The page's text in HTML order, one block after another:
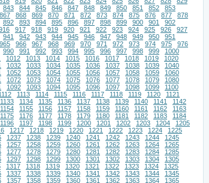
843 844 845 846 847 848 849 850 851 852
853
867 868 869 870 871 872 873 874 875 876 877
878
892 893 894 895 896 897 898 899 900 901
902
917 918 919 920 921 922 923 924 925 926
927
941 942 943 944 945 946 947 948 949 950
951
965 966 967 968 969 970 971 972 973 974 975
976
990 991 992 993 994 995 996 997 998 999
1000
1012 1013 1014 1015 1016 1017 1018 1019
1020
1032 1033 1034 1035 1036 1037 1038 1039
1040
1052 1053 1054 1055 1056 1057 1058 1059
1060
1072 1073 1074 1075 1076 1077 1078 1079
1080
1092 1093 1094 1095 1096 1097 1098 1099
1100
1113 1114 1115 1116 1117 1118 1119 1120
1121
1133 1134 1135 1136 1137 1138 1139 1140 1141
1142
1154 1155 1156 1157 1158 1159 1160 1161 1162
1163
1175 1176 1177 1178 1179 1180 1181 1182 1183
1184
1196 1197 1198 1199 1200 1201 1202 1203 1204
1205
1217 1218 1219 1220 1221 1222 1223 1224
1225
1237 1238 1239 1240 1241 1242 1243 1244
1245
1257 1258 1259 1260 1261 1262 1263 1264
1265
1277 1278 1279 1280 1281 1282 1283 1284
1285
1297 1298 1299 1300 1301 1302 1303 1304
1305
1317 1318 1319 1320 1321 1322 1323 1324
1325
1337 1338 1339 1340 1341 1342 1343 1344
1345
1357 1358 1359 1360 1361 1362 1363 1364 1365